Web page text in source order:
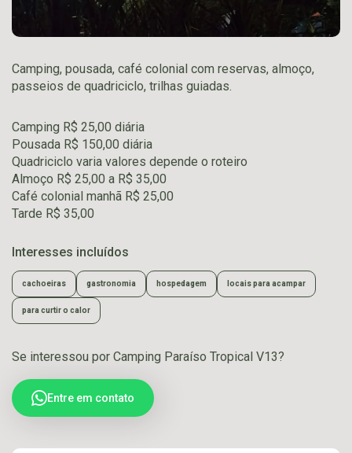
Camping, pousada, café colonial com reservas, almoço,
passeios de quadriciclo, trilhas guiadas.
Camping R$ 25,00 diária
Pousada R$ 150,00 diária
Quadriciclo varia valores depende o roteiro
Almoço R$ 25,00 a R$ 35,00
Café colonial manhã R$ 25,00
Tarde R$ 35,00
Interesses incluídos
cachoeiras gastronomia hospedagem locais para acampar
para curtir o calor
Se interessou por Camping Paraíso Tropical V13?
Entre em contato